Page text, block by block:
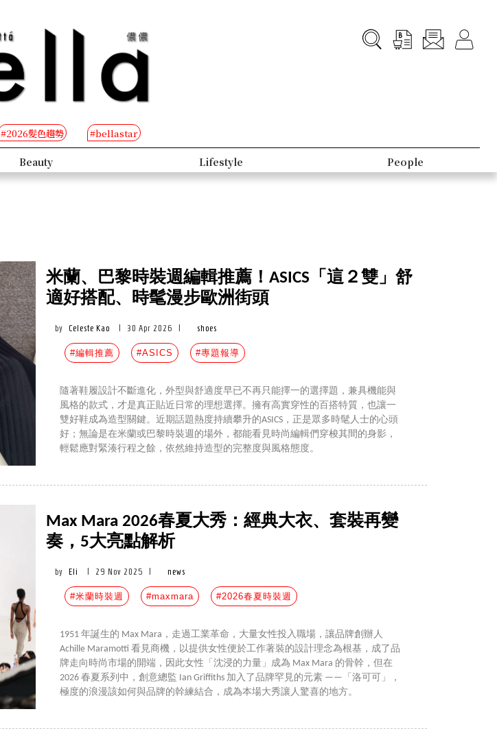
#2026髮色趨勢 #bellastar
B-Club
米蘭、巴黎時裝週編輯推薦！ASICS「這２雙」舒
適好搭配、時髦漫步歐洲街頭
by Celeste Kao 30 Apr 2026 shoes
#編輯推薦 #ASICS #專題報導
隨著鞋履設計不斷進化，外型與舒適度早已不再只能擇一的選擇題，兼具機能與
風格的款式，才是真正貼近日常的理想選擇。擁有高實穿性的百搭特質，也讓一
雙好鞋成為造型關鍵。近期話題熱度持續攀升的ASICS，正是眾多時髦人士的心頭
好；無論是在米蘭或巴黎時裝週的場外，都能看見時尚編輯們穿梭其間的身影，
輕鬆應對緊湊行程之餘，依然維持造型的完整度與風格態度。
Max Mara 2026春夏大秀：經典大衣、套裝再變
奏，5大亮點解析
by Eli 29 Nov 2025 news
#米蘭時裝週 #maxmara #2026春夏時裝週
1951 年誕生的 Max Mara，走過工業革命，大量女性投入職場，讓品牌創辦人
Achille Maramotti 看見商機，以提供女性便於工作著裝的設計理念為根基，成了品
牌走向時尚市場的開端，因此女性「沈浸的力量」成為 Max Mara 的骨幹，但在
2026 春夏系列中，創意總監 Ian Griffiths 加入了品牌罕見的元素 ——「洛可可」，
極度的浪漫該如何與品牌的幹練結合，成為本場大秀讓人驚喜的地方。